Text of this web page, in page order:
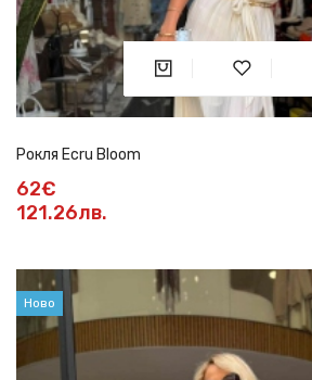
Рокля Ecru Bloom
62€
121.26лв.
Ново